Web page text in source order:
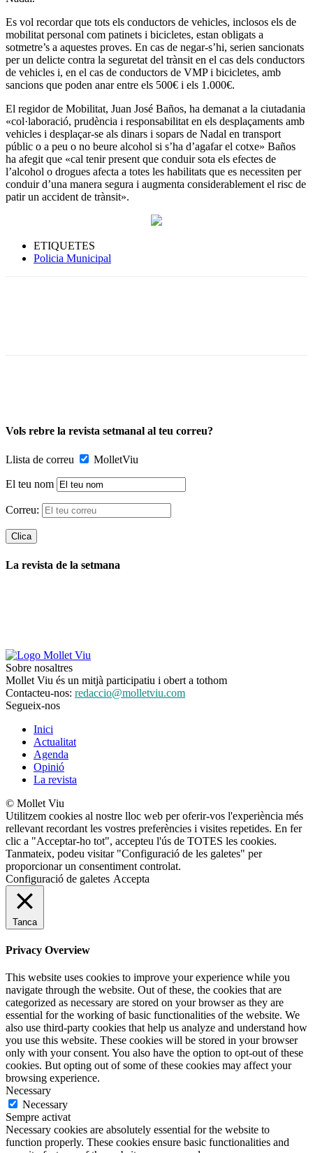
Es vol recordar que tots els conductors de vehicles, inclosos els de
mobilitat personal com patinets i bicicletes, estan obligats a
sotmetre’s a aquestes proves. En cas de negar-s’hi, serien sancionats
per un delicte contra la seguretat del trànsit en el cas dels conductors
de vehicles i, en el cas de conductors de VMP i bicicletes, amb
sancions que poden anar entre els 500€ i els 1.000€.
El regidor de Mobilitat, Juan José Baños, ha demanat a la ciutadania
«col·laboració, prudència i responsabilitat en els desplaçaments amb
vehicles i desplaçar-se als dinars i sopars de Nadal en transport
públic o a peu o no beure alcohol si s’ha d’agafar el cotxe» Baños
ha afegit que «cal tenir present que conduir sota els efectes de
l’alcohol o drogues afecta a totes les habilitats que es necessiten per
conduir d’una manera segura i augmenta considerablement el risc de
patir un accident de trànsit».
ETIQUETES
Policia Municipal
Vols rebre la revista setmanal al teu correu?
Llista de correu MolletViu
El teu nom
Correu:
La revista de la setmana
Sobre nosaltres
Mollet Viu és un mitjà participatiu i obert a tothom
Contacteu-nos: redaccio@molletviu.com
Segueix-nos
Inici
Actualitat
Agenda
Opinió
La revista
© Mollet Viu
Utilitzem cookies al nostre lloc web per oferir-vos l'experiència més
rellevant recordant les vostres preferències i visites repetides. En fer
clic a "Acceptar-ho tot", accepteu l'ús de TOTES les cookies.
Tanmateix, podeu visitar "Configuració de les galetes" per
proporcionar un consentiment controlat.
Configuració de galetes Accepta
Tanca
Privacy Overview
This website uses cookies to improve your experience while you
navigate through the website. Out of these, the cookies that are
categorized as necessary are stored on your browser as they are
essential for the working of basic functionalities of the website. We
also use third-party cookies that help us analyze and understand how
you use this website. These cookies will be stored in your browser
only with your consent. You also have the option to opt-out of these
cookies. But opting out of some of these cookies may affect your
browsing experience.
Necessary
Necessary
Sempre activat
Necessary cookies are absolutely essential for the website to
function properly. These cookies ensure basic functionalities and